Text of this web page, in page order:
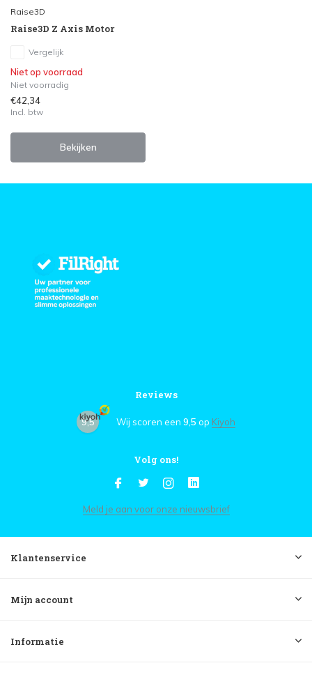
Raise3D
Raise3D Z Axis Motor
Vergelijk
Niet op voorraad
Niet voorradig
€42,34
Incl. btw
Bekijken
Reviews
9,5 Wij scoren een 9,5 op Kiyoh
Volg ons!
Meld je aan voor onze nieuwsbrief
Klantenservice
Mijn account
Informatie